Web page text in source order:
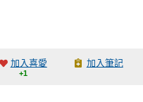
加入喜愛
+1
加入筆記